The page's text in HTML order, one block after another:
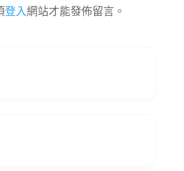
登入網站才能發佈留言。